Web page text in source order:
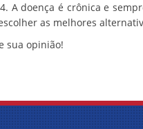
A doença é crônica e
as melhores
sua opinião!